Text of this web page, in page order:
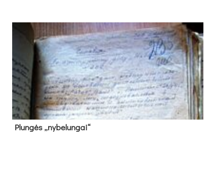
Plun­gės „ny­be­lun­gai“